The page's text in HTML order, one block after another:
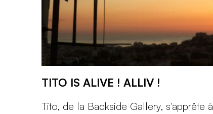
TITO IS ALIVE ! ALLIV !
Tito, de la Backside Gallery, s'apprête à